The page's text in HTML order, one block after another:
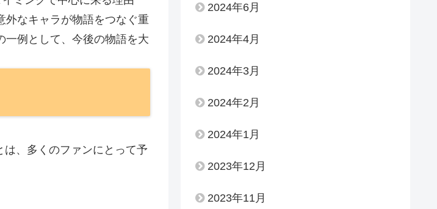
外なキャラが物語をつなぐ重
一例として、今後の物語を大
、多くのファンにとって予
2024年6月
2024年4月
2024年3月
2024年2月
2024年1月
2023年12月
2023年11月